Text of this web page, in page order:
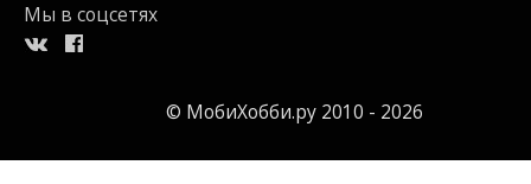
Мы в соцсетях
© МобиХобби.ру 2010 - 2026